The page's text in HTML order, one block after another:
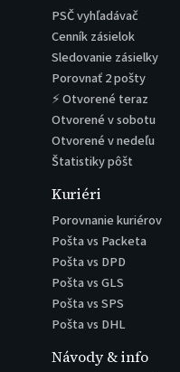
PSČ vyhľadávač
Cenník zásielok
Sledovanie zásielky
Porovnať 2 pošty
⚡ Otvorené teraz
Otvorené v sobotu
Otvorené v nedeľu
Štatistiky pôšt
Kuriéri
Porovnanie kuriérov
Pošta vs Packeta
Pošta vs DPD
Pošta vs GLS
Pošta vs SPS
Pošta vs DHL
Návody & info